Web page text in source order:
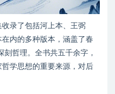
收录了包括河上本、王弼
内的多种版本，涵盖了春
刻哲理。全书共五千余字，
学思想的重要来源，对后